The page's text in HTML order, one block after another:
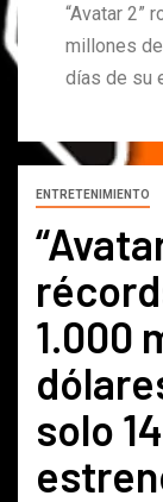
“Avatar 2”
millones
días de su
ENTRETENIMIENTO
1.000
solo